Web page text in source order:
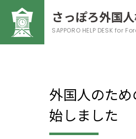
さっぽろ外国
SAPPORO HELP DESK for
外国人のた
始しました